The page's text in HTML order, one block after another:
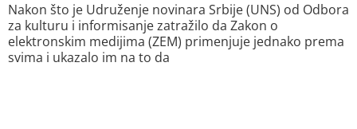
Nakon što je Udruženje novinara Srbije (UNS) od Odbora
za kulturu i informisanje zatražilo da Zakon o
elektronskim medijima (ZEM) primenjuje jednako prema
svima i ukazalo im na to da